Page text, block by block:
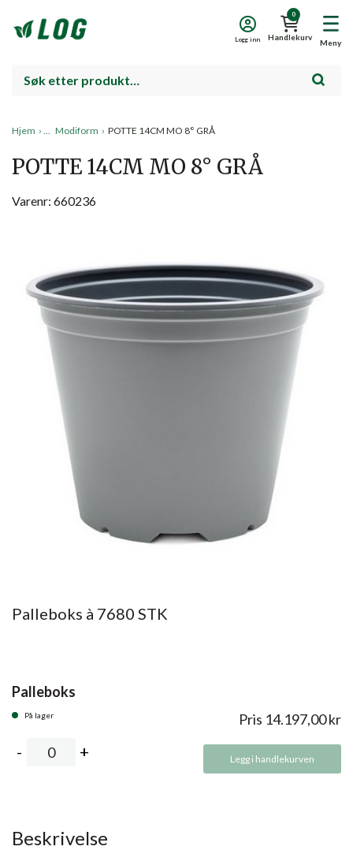
Meny
0
Handlekurv
Logg inn
Hjem › Modiform › POTTE 14CM MO 8° GRÅ
POTTE 14CM MO 8° GRÅ
Varenr: 660236
Palleboks à 7680 STK
Palleboks
På lager Pris 14.197,00kr
Legg i handlekurven
Beskrivelse